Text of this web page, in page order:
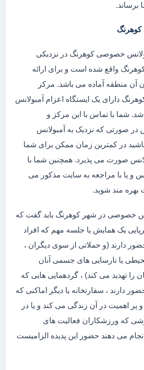
برساند.
کوهرنگ
خصوصی کوهرنگ در نزدیکی
واقع شده است و برای ارائه
آن منطقه آماده می باشد. مرکز
دارای یک ایستگاه اعزام آمبولانس
شما با تماس با این مرکز و
در صورتی که نزدیک به آمبولانس
در کمترین زمان ممکن برای شما
صورت می پذیرد. همچنین شما با
و یا با مراجعه به سایت مذکور می
بهره مند شوید.
خصوصی در شهر کوهرنگ باید گفت که
یک همایش یا جلسه مهم که افراد
دارند (و حملاتی از سوی دیگران ،
یا نارسایی های جسمی آنان
را تهدید می کند) ، گردهمایی هایی که
دارند ، سفارتخانه یا دیگر اماکنی که
پر اهمیت در آن زندگی می کند و یا در
که ورزشکاران فعالیت های
می دهند حضور این پدیده الزامیست